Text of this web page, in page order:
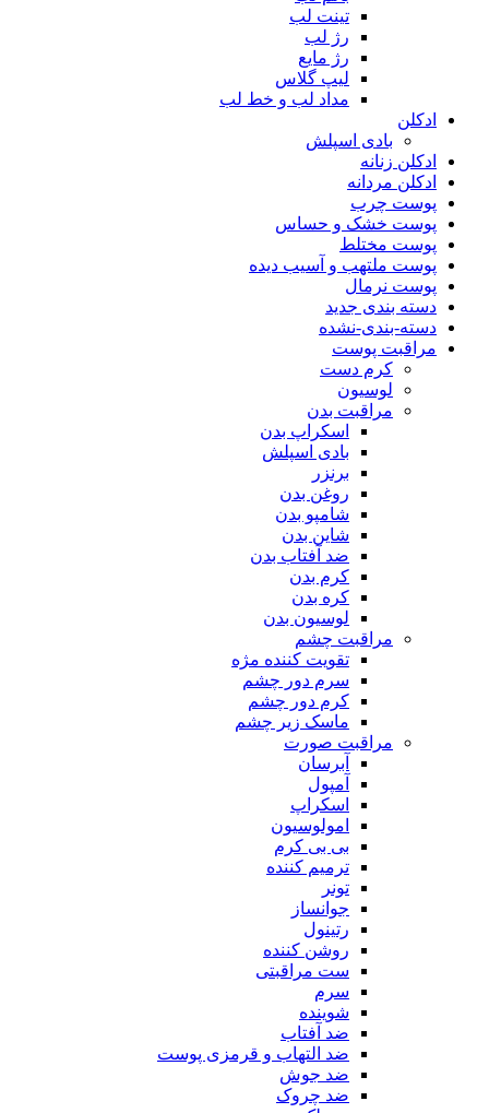
تینت لب
رژ لب
رژ مایع
لیپ گلاس
مداد لب و خط لب
ادکلن
بادی اسپلش
ادکلن زنانه
ادکلن مردانه
پوست چرب
پوست خشک و حساس
پوست مختلط
پوست ملتهب و آسیب دیده
پوست نرمال
دسته بندی جدید
دسته-بندی-نشده
مراقبت پوست
کرم دست
لوسیون
مراقبت بدن
اسکراپ بدن
بادی اسپلش
برنزر
روغن بدن
شامپو بدن
شاین بدن
ضد آفتاب بدن
کرم بدن
کره بدن
لوسیون بدن
مراقبت چشم
تقویت کننده مژه
سرم دور چشم
کرم دور چشم
ماسک زیر چشم
مراقبت صورت
آبرسان
آمپول
اسکراپ
امولوسیون
بی بی کرم
ترمیم کننده
تونر
جوانساز
رتینول
روشن کننده
ست مراقبتی
سرم
شوینده
ضد آفتاب
ضد التهاب و قرمزی پوست
‌ضد جوش
ضد چروک